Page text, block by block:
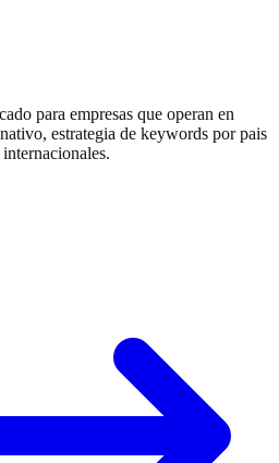
para empresas que operan en
estrategia de keywords por pais